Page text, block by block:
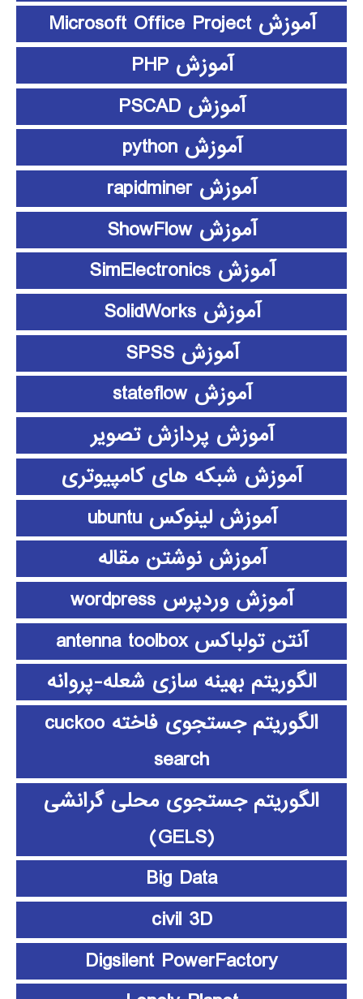
آموزش Microsoft Office Project
آموزش PHP
آموزش PSCAD
آموزش python
آموزش rapidminer
آموزش ShowFlow
آموزش SimElectronics
آموزش SolidWorks
آموزش SPSS
آموزش stateflow
آموزش پردازش تصویر
آموزش شبکه های کامپیوتری
آموزش لینوکس ubuntu
آموزش نوشتن مقاله
آموزش وردپرس wordpress
آنتن تولباکس antenna toolbox
الگوریتم بهینه سازی شعله-پروانه
الگوریتم جستجوی فاخته cuckoo
search
الگوریتم جستجوی محلی گرانشی
(GELS)
Big Data
civil 3D
Digsilent PowerFactory